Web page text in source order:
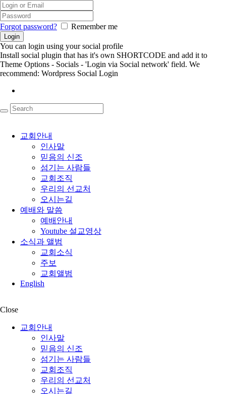
Forgot password? Remember me
You can login using your social profile
Install social plugin that has it's own SHORTCODE and add it to
Theme Options - Socials - 'Login via Social network' field. We
recommend: Wordpress Social Login
교회안내
인사말
믿음의 신조
섬기는 사람들
교회조직
우리의 선교처
오시는길
예배와 말씀
예배안내
Youtube 설교영상
소식과 앨범
교회소식
주보
교회앨범
English
Close
교회안내
인사말
믿음의 신조
섬기는 사람들
교회조직
우리의 선교처
오시는길